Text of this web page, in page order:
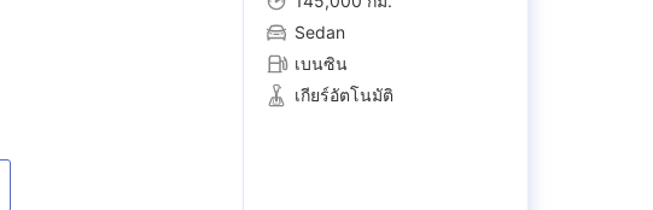
Sedan
เบนซิน
เกียร์อัตโนมัติ